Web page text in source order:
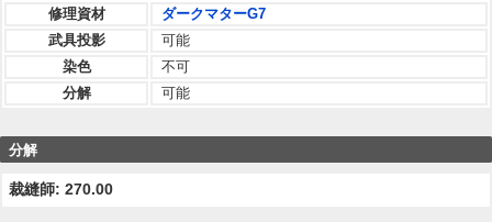
修理資材
ダークマターG7
武具投影
可能
染色
不可
分解
可能
分解
裁縫師: 270.00